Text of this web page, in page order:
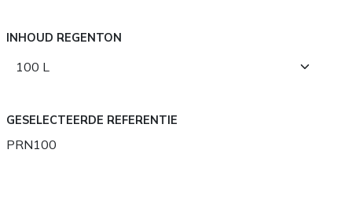
INHOUD REGENTON
GESELECTEERDE REFERENTIE
PRN100